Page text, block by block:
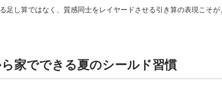
足し算ではなく、質感同士をレイヤードさせる引き算の表現こそが
家でできる夏のシールド習慣